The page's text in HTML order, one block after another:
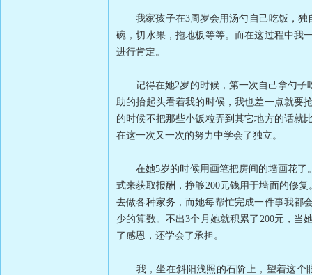
我家孩子在3周岁会用汤勺自己吃饭，独
碗，切水果，拖地板等等。而在这过程中我
进行肯定。
记得在她2岁的时候，第一次自己拿勺子
助的抬起头看着我的时候，我也差一点就要
的时候不把那些小饭粒弄到其它地方的话就
在这一次又一次的努力中学会了独立。
在她5岁的时候用画笔把房间的墙画花了
式来获取报酬，挣够200元钱用于墙面的修
去做各种家务，而她每帮忙完成一件事我都
少的算数。不出3个月她就积累了200元，当
了感恩，还学会了承担。
我，坐在斜阳浅照的石阶上，望着这个眼